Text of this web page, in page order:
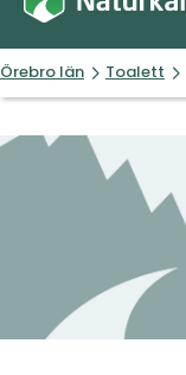
Örebro län Toalett